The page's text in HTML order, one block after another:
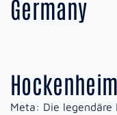
Germany
Meta: Die legendäre